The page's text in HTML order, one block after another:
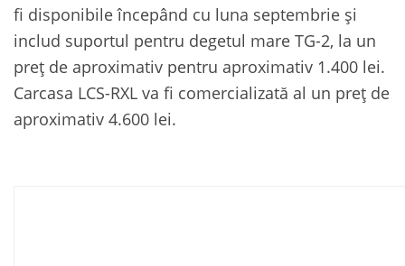
fi disponibile începând cu luna septembrie și
includ suportul pentru degetul mare TG-2, la un
preț de aproximativ pentru aproximativ 1.400 lei.
Carcasa LCS-RXL va fi comercializată al un preț de
aproximativ 4.600 lei.